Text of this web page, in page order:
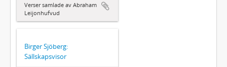
Verser samlade av Abraham
Leijonhufvud
Birger Sjöberg:
Sällskapsvisor